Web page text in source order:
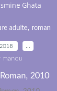
Ghata
adulte, roman
manou